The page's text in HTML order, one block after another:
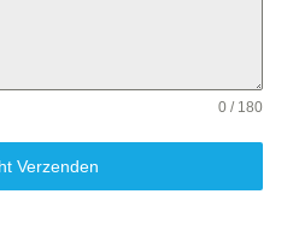
0 / 180
Verzenden